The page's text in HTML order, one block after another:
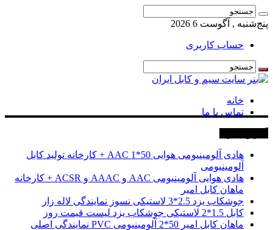
پنج‌شنبه , آگوست 6 2026
حساب کاربری
خانه
تماس با ما
هادی آلومینیومی هوایی 50*1 AAC + کارخانه تولید کابل
آلومینیومی
هادی هوایی آلومینیومی AAC و AAAC و ACSR + کارخانه
ماهان کابل امیر
جوشکاب یزد 2.5*3 لاستیکی نسوز نمایندگی لاله زار
کابل 1.5*2 لاستیکی جوشکاب یزد لیست قیمت روز
ماهان کابل امیر 50*2 آلومینیومی PVC نمایندگی اصلی